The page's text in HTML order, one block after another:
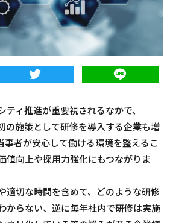
ィ推進が重要視されるなかで、
の施策として研修を導入する企業も増
事者が安心して働ける環境を整えるこ
値向上や採用力強化にもつながりま
適切な時間を含めて、どのような研修
からない、逆に毎年社内で研修は実施